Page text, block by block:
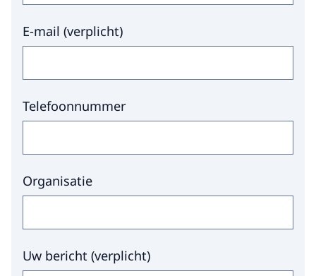
E-mail (verplicht)
Telefoonnummer
Organisatie
Uw bericht (verplicht)